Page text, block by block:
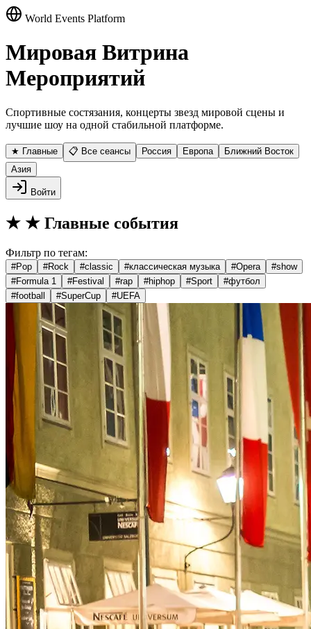
World Events Platform
Мировая Витрина
Мероприятий
Спортивные состязания, концерты звезд мировой сцены и
лучшие шоу на одной стабильной платформе.
★ Главные 📋 Все сеансы Россия Европа
Ближний Восток
Азия
Войти
★ ★ Главные события
Фильтр по тегам:
#Pop #Rock #classic #классическая музыка #Opera #show
#Formula 1 #Festival #rap #hiphop #Sport #футбол
#football #SuperCup #UEFA